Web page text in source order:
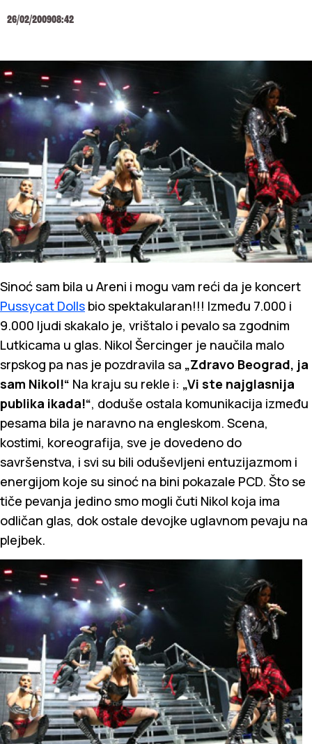
26/02/200908:42
Sinoć sam bila u Areni i mogu vam reći da je koncert
Pussycat Dolls bio spektakularan!!! Između 7.000 i
9.000 ljudi skakalo je, vrištalo i pevalo sa zgodnim
Lutkicama u glas. Nikol Šercinger je naučila malo
srpskog pa nas je pozdravila sa „Zdravo Beograd, ja
sam Nikol!“ Na kraju su rekle i: „Vi ste najglasnija
publika ikada!“, doduše ostala komunikacija između
pesama bila je naravno na engleskom. Scena,
kostimi, koreografija, sve je dovedeno do
savršenstva, i svi su bili oduševljeni entuzijazmom i
energijom koje su sinoć na bini pokazale PCD. Što se
tiče pevanja jedino smo mogli čuti Nikol koja ima
odličan glas, dok ostale devojke uglavnom pevaju na
plejbek.